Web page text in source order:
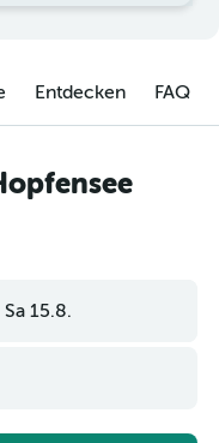
Entdecken FAQ
Sa 15.8.